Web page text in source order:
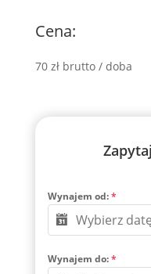
Cena:
70 zł brutto / doba
Wynajem od:*
Wynajem do:*